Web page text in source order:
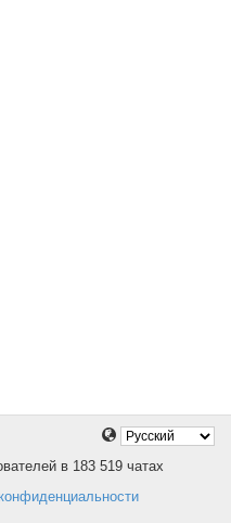
в 183 519 чатах